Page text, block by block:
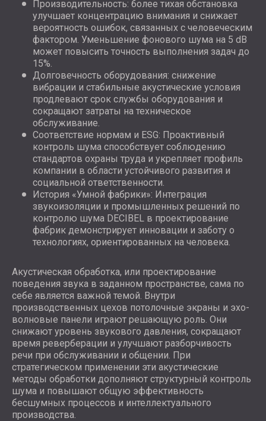
Производительность: более тихая обстановка
улучшает концентрацию внимания и снижает
вероятность ошибок, связанных с человеческим
фактором. Уменьшение фонового шума на 5 dB
может повысить точность выполнения задач до
15%.
Долговечность оборудования: снижение
вибрации и стабильные акустические условия
продлевают срок службы оборудования и
сокращают затраты на техническое
обслуживание.
Соответствие нормам и ESG: Проактивный
контроль шума способствует соблюдению
стандартов охраны труда и укрепляет профиль
компании в области устойчивого развития и
социальной ответственности.
История «Умной фабрики»: Интеграция
звукоизоляции и промышленных решений по
контролю шума DECIBEL в проектирование
фабрик демонстрирует инновации и заботу о
технологиях, ориентированных на человека.
Акустическая обработка, или проектирование
поведения звука в заданном пространстве, сама по
себе является важной темой. Внутри
производственных цехов потолочные экраны и эхо-
волновые панели играют решающую роль. Они
снижают уровень звукового давления, сокращают
время реверберации и улучшают разборчивость
речи при обслуживании и общении. При
стратегическом применении эти акустические
методы обработки дополняют структурный контроль
шума и повышают общую эффективность
бесшумных процессов и интеллектуального
производства.